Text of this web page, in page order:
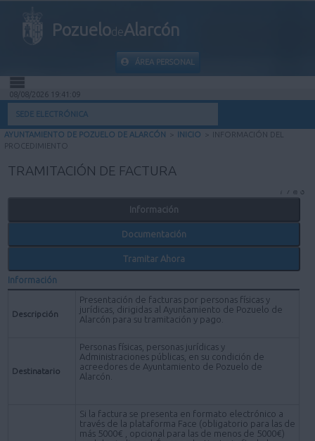
PozuelodeAlarcón
ÁREA PERSONAL
INICIO
INFORMACIÓN PÚBLICA
MI CARPETA
INFORMACIÓN MUNICIPAL
AYUDA
08/08/2026 19:41:09
SEDE ELECTRÓNICA
AYUNTAMIENTO DE POZUELO DE ALARCÓN > INICIO > INFORMACIÓN DEL
PROCEDIMIENTO
TRAMITACIÓN DE FACTURA
Información
Documentación
Tramitar Ahora
Información
Descripción
Presentación de facturas por personas físicas y
jurídicas, dirigidas al Ayuntamiento de Pozuelo de
Alarcón para su tramitación y pago.
Destinatario
Personas físicas, personas jurídicas y
Administraciones públicas, en su condición de
acreedores de Ayuntamiento de Pozuelo de
Alarcón.
Si la factura se presenta en formato electrónico a
través de la plataforma Face (obligatorio para las de
más 5000€ , opcional para las de menos de 5000€)